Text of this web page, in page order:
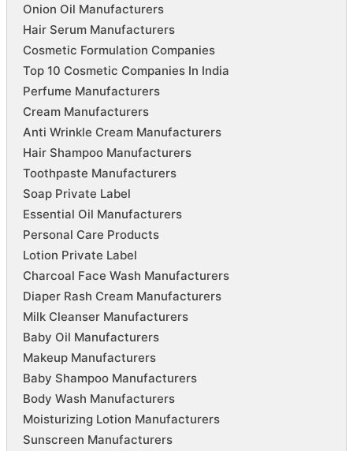
Onion Oil Manufacturers
Hair Serum Manufacturers
Cosmetic Formulation Companies
Top 10 Cosmetic Companies In India
Perfume Manufacturers
Cream Manufacturers
Anti Wrinkle Cream Manufacturers
Hair Shampoo Manufacturers
Toothpaste Manufacturers
Soap Private Label
Essential Oil Manufacturers
Personal Care Products
Lotion Private Label
Charcoal Face Wash Manufacturers
Diaper Rash Cream Manufacturers
Milk Cleanser Manufacturers
Baby Oil Manufacturers
Makeup Manufacturers
Baby Shampoo Manufacturers
Body Wash Manufacturers
Moisturizing Lotion Manufacturers
Sunscreen Manufacturers